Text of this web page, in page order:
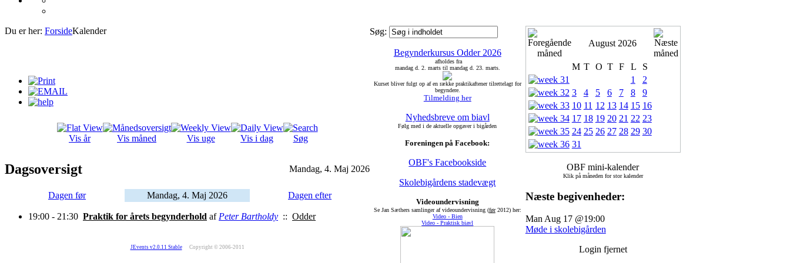
Du er her: ForsideKalender
Vis år Vis måned Vis uge Vis i dag Søg
Dagsoversigt Mandag, 4. Maj 2026
Dagen før Mandag, 4. Maj 2026 Dagen efter
19:00 - 21:30 Praktik for årets begynderhold af Peter Bartholdy :: Odder
JEvents v2.0.11 Stable Copyright © 2006-2011
Søg:
Begynderkursus Odder 2026
afholdes fra
mandag d. 2. marts til mandag d. 23. marts.
Kurset bliver fulgt op af en række praktikaftener tilrettelagt for
begyndere.
Tilmelding her
Nyhedsbreve om biavl
Følg med i de aktuelle opgaver i bigården
Foreningen på Facebook:
OBF's Facebookside
Skolebigårdens stadevægt
Videoundervisning
Se Jan Sæthers samlinger af videoundervisning (før2012) her:
Video - Bien
Video - Praktisk biavl
August 2026
M T O T F L
S
1
2
3
4 5 6 7 8
9
10 11 12 13 14 15 16
17 18 19 20 21 22 23
24 25 26 27 28 29 30
31
OBF mini-kalender
Klik på måneden for stor kalender
Næste begivenheder:
Man Aug 17 @19:00
Møde i skolebigården
Login fjernet